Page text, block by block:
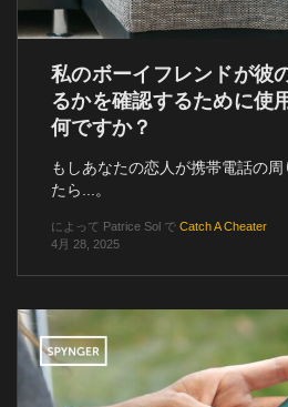
私のボーイフレンドが彼
るかを確認するために使
何ですか？
もしあなたの恋人が携帯電話の
たら...。
によって Patrice Sol で Catch A Cheater
4月 28, 2025